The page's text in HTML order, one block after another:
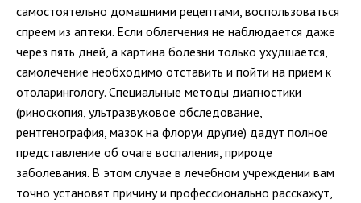
самостоятельно домашними рецептами, воспользоваться
спреем из аптеки. Если облегчения не наблюдается даже
через пять дней, а картина болезни только ухудшается,
самолечение необходимо отставить и пойти на прием к
отоларингологу. Специальные методы диагностики
(риноскопия, ультразвуковое обследование,
рентгенография, мазок на флоруи другие) дадут полное
представление об очаге воспаления, природе
заболевания. В этом случае в лечебном учреждении вам
точно установят причину и профессионально расскажут,